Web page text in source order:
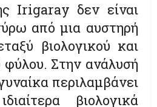
Ιrigaray δεν είναι
από μια αυστηρή
βιολογικού και
φύλου. Στην ανάλυσή
περιλαμβάνει
βιολογικά